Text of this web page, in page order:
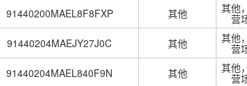
91440200MAEL8F8FXP 其他
其他
营
91440204MAEJY27J0C 其他
其他
营
91440204MAEL840F9N 其他
其他
营